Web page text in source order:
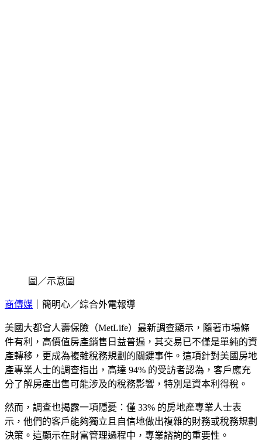
圖／示意圖
商傳媒 ｜簡明心／綜合外電報導
美國大都會人壽保險（MetLife）最新調查顯示，隨著市場條
件有利，高價值房產銷售日益普遍，其交易已不僅是單純的資
產轉移，更成為複雜稅務規劃的關鍵事件。這項針對美國房地
產專業人士的調查指出，高達 94% 的受訪者認為，客戶應充
分了解房產出售可能涉及的稅務影響，特別是資本利得稅。
然而，調查也揭露一項隱憂：僅 33% 的房地產專業人士表
示，他們的客戶能夠獨立且自信地做出複雜的財務或稅務規劃
決策。這顯示在財富管理過程中，專業諮詢的重要性。